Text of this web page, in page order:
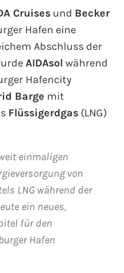
Cruises und Becker
Hafen eine
Abschluss der
AIDAsol während
Hafencity
Barge mit
Flüssigerdgas (LNG)
einmaligen
von
LNG während der
ein neues,
für den
Hafen